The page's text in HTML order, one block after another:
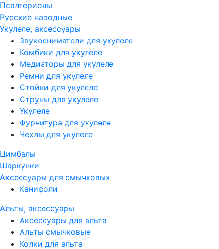
Псалтерионы
Русские народные
Укулеле, аксессуары
Звукосниматели для укулеле
Комбики для укулеле
Медиаторы для укулеле
Ремни для укулеле
Стойки для укулеле
Струны для укулеле
Укулеле
Фурнитура для укулеле
Чехлы для укулеле
Цимбалы
Шаркунки
Аксессуары для смычковых
Канифоли
Альты, аксессуары
Аксессуары для альта
Альты смычковые
Колки для альта